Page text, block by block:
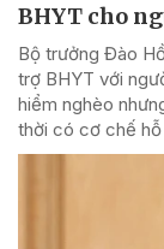
BHYT cho
Bộ trưởng Đào
trợ BHYT với
hiểm nghèo
thời có cơ chế